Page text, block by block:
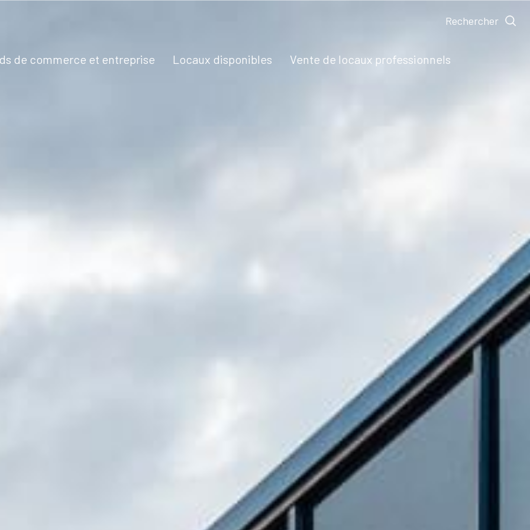
Rechercher
de commerce et entreprise locaux disponibles vente de locaux professionnels